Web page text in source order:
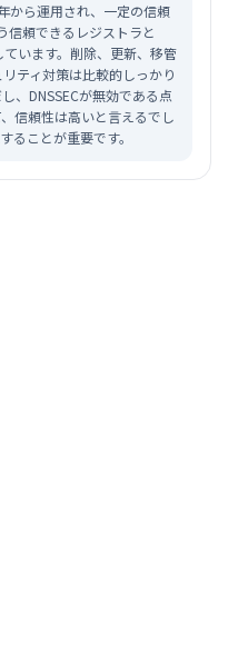
から運用され、一定の信頼
信頼できるレジストラと
います。削除、更新、移管
ティ対策は比較的しっかり
、DNSSECが無効である点
信頼性は高いと言えるでし
ることが重要です。